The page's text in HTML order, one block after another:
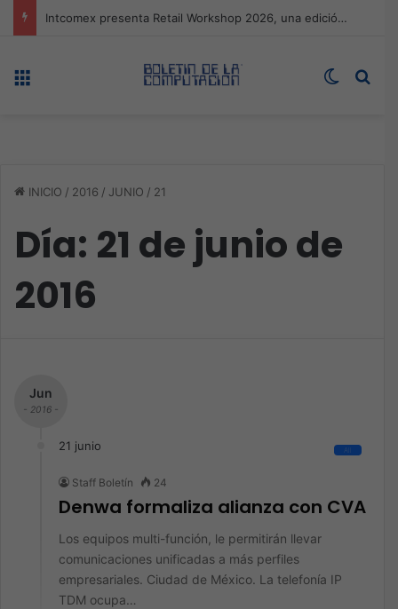
Intcomex presenta Retail Workshop 2026, una edición inspirada en el valor de una estrategia premium
Switch
INICIO / 2016 / JUNIO / 21
Día: 21 de junio de
2016
Jun
- 2016 -
21 junio All
Staff Boletín 24
Denwa formaliza alianza con CVA
Los equipos multi-función, le permitirán llevar
comunicaciones unificadas a más perfiles
empresariales. Ciudad de México. La telefonía IP
TDM ocupa…